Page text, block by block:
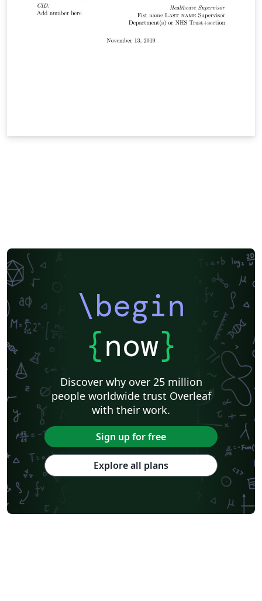
\begin
{now}
Discover why over 25 million
people worldwide trust Overleaf
with their work.
Sign up for free
Explore all plans